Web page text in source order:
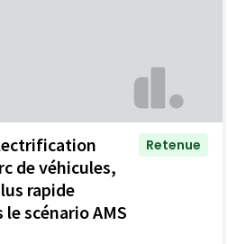
de véhicules,
rapide
le scénario AMS
Retenue